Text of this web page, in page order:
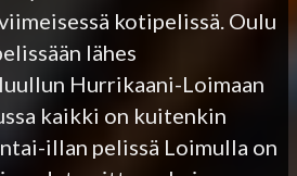
kotipelissä. Oulu
lähes
Hurrikaani-Loimaan
kaikki on kuitenkin
illan pelissä Loimulla on